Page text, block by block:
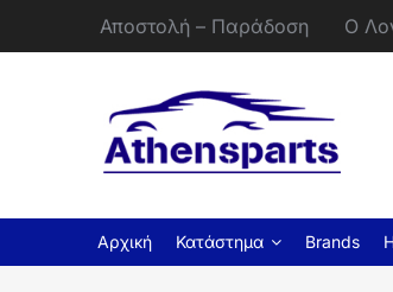
Αποστολή – Παράδοση Ο
Αρχική Κατάστημα Brands